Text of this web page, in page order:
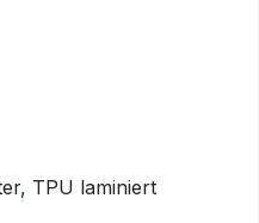
TPU laminiert